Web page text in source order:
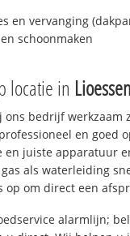
en vervanging
schoonmaken
locatie in
bedrijf werkzaam
en goed
en juiste apparatuur
als waterleiding
op om direct een
alarmlijn;